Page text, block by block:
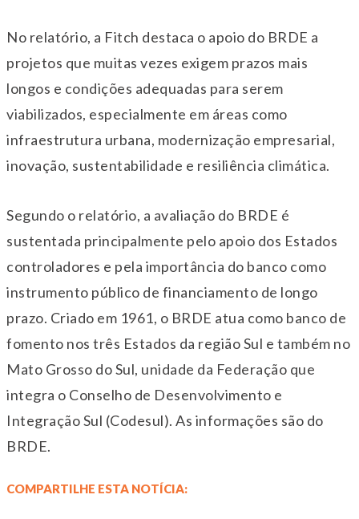
No relatório, a Fitch destaca o apoio do BRDE a
projetos que muitas vezes exigem prazos mais
longos e condições adequadas para serem
viabilizados, especialmente em áreas como
infraestrutura urbana, modernização empresarial,
inovação, sustentabilidade e resiliência climática.
Segundo o relatório, a avaliação do BRDE é
sustentada principalmente pelo apoio dos Estados
controladores e pela importância do banco como
instrumento público de financiamento de longo
prazo. Criado em 1961, o BRDE atua como banco de
fomento nos três Estados da região Sul e também no
Mato Grosso do Sul, unidade da Federação que
integra o Conselho de Desenvolvimento e
Integração Sul (Codesul). As informações são do
BRDE.
COMPARTILHE ESTA NOTÍCIA: